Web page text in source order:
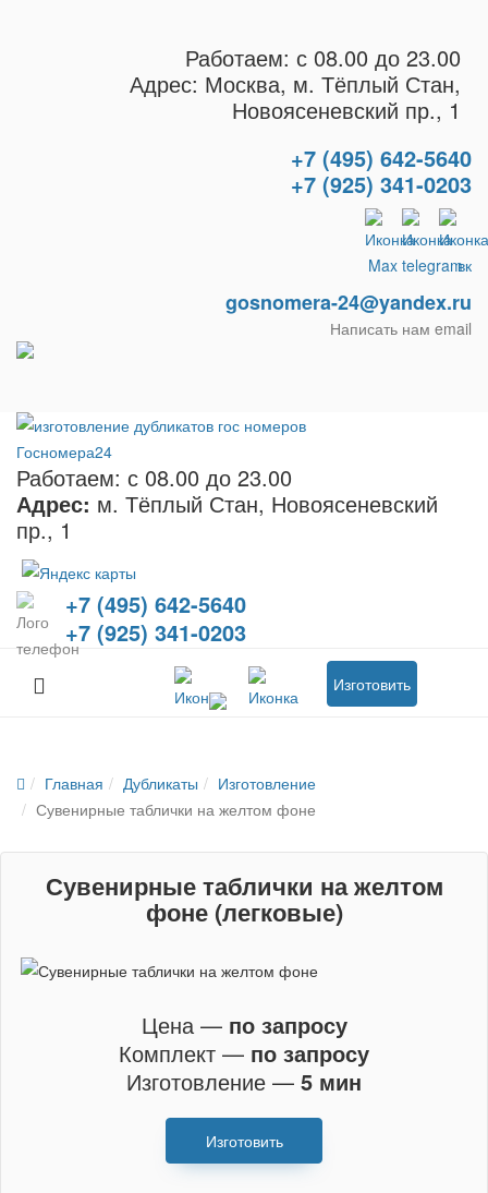
Работаем: с 08.00 до 23.00
Адрес: Москва, м. Тёплый Стан,
Новоясеневский пр., 1
+7 (495) 642-5640
+7 (925) 341-0203
gosnomera-24@yandex.ru
Написать нам email
Работаем: с 08.00 до 23.00
Адрес: м. Тёплый Стан, Новоясеневский
пр., 1
+7 (495) 642-5640
+7 (925) 341-0203
Изготовить
Главная Дубликаты
Изготовление
Сувенирные таблички на желтом фоне
Сувенирные таблички на желтом
фоне (легковые)
Цена — по запросу
Комплект — по запросу
Изготовление — 5 мин
Изготовить